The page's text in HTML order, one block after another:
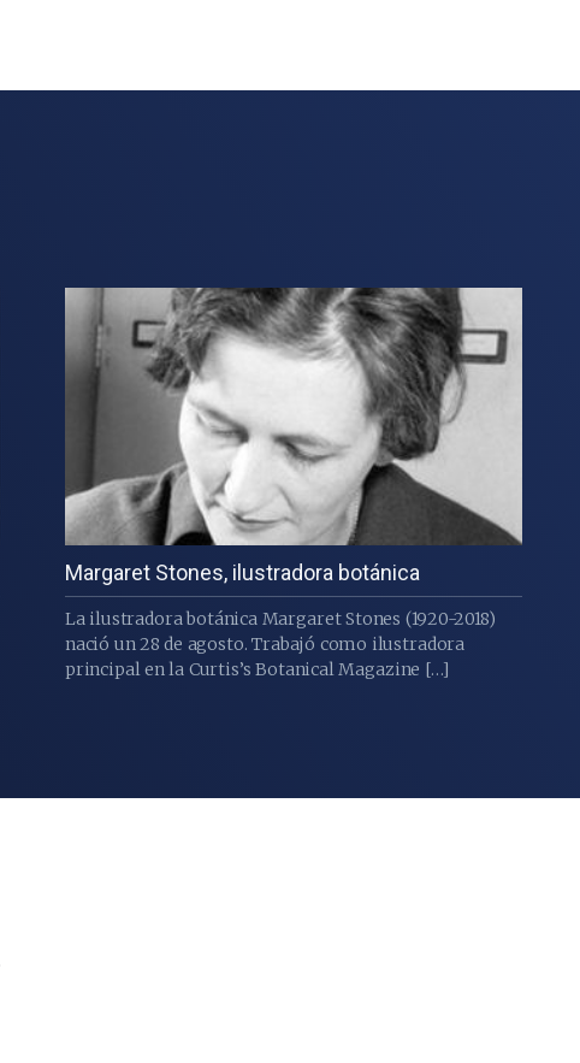
Margaret Stones, ilustradora botánica
La ilustradora botánica Margaret Stones (1920-2018)
nació un 28 de agosto. Trabajó como ilustradora
principal en la Curtis’s Botanical Magazine […]